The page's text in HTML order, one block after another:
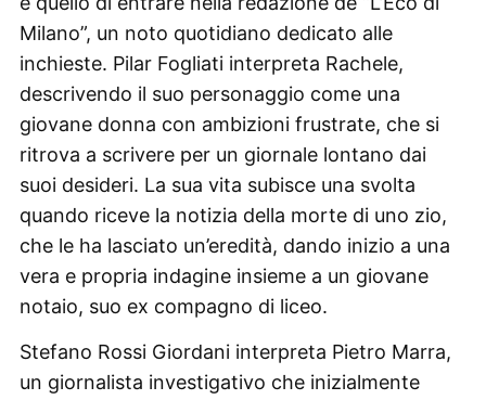
Milano”, un noto quotidiano dedicato alle
inchieste. Pilar Fogliati interpreta Rachele,
descrivendo il suo personaggio come una
giovane donna con ambizioni frustrate, che si
ritrova a scrivere per un giornale lontano dai
suoi desideri. La sua vita subisce una svolta
quando riceve la notizia della morte di uno zio,
che le ha lasciato un’eredità, dando inizio a una
vera e propria indagine insieme a un giovane
notaio, suo ex compagno di liceo.
Stefano Rossi Giordani interpreta Pietro Marra,
un giornalista investigativo che inizialmente